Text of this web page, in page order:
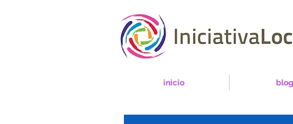
inicio blog